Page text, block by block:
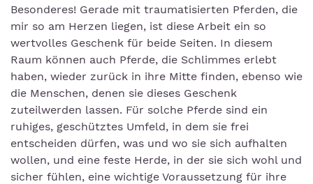
Besonderes! Gerade mit traumatisierten Pferden, die
mir so am Herzen liegen, ist diese Arbeit ein so
wertvolles Geschenk für beide Seiten. In diesem
Raum können auch Pferde, die Schlimmes erlebt
haben, wieder zurück in ihre Mitte finden, ebenso wie
die Menschen, denen sie dieses Geschenk
zuteilwerden lassen. Für solche Pferde sind ein
ruhiges, geschütztes Umfeld, in dem sie frei
entscheiden dürfen, was und wo sie sich aufhalten
wollen, und eine feste Herde, in der sie sich wohl und
sicher fühlen, eine wichtige Voraussetzung für ihre